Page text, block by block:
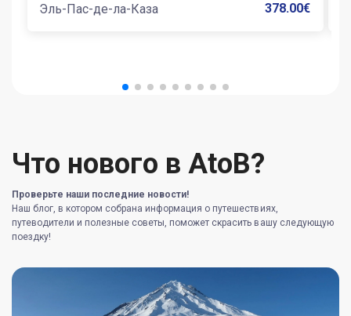
Эль-Пас-де-ла-Каза
378.00€
Что нового в AtoB?
Проверьте наши последние новости!
Наш блог, в котором собрана информация о путешествиях,
путеводители и полезные советы, поможет скрасить вашу следующую
поездку!